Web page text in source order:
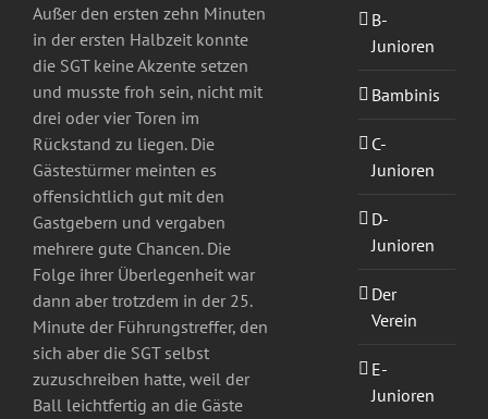
Außer den ersten zehn Minuten
in der ersten Halbzeit konnte
die SGT keine Akzente setzen
und musste froh sein, nicht mit
drei oder vier Toren im
Rückstand zu liegen. Die
Gästestürmer meinten es
offensichtlich gut mit den
Gastgebern und vergaben
mehrere gute Chancen. Die
Folge ihrer Überlegenheit war
dann aber trotzdem in der 25.
Minute der Führungstreffer, den
sich aber die SGT selbst
zuzuschreiben hatte, weil der
Ball leichtfertig an die Gäste
B-
Junioren
Bambinis
C-
Junioren
D-
Junioren
Der
Verein
E-
Junioren